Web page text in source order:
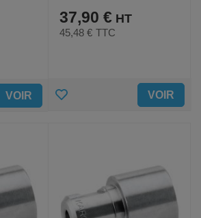
VOIR
37,90 €
45,48 € TTC
AJOUTER VOIR